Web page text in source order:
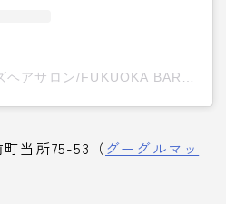
当所75-53（ グーグルマッ